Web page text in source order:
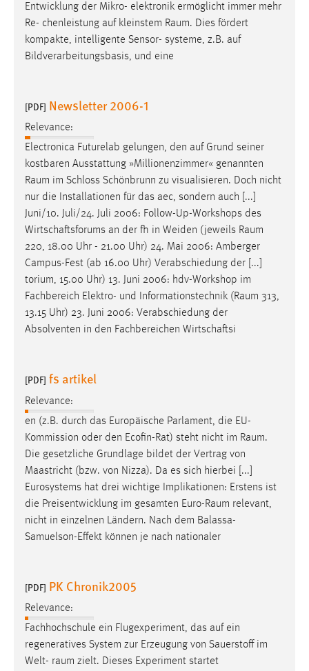
Entwicklung der Mikro- elektronik ermöglicht immer mehr
Re- chenleistung auf kleinstem Raum. Dies fördert
kompakte, intelligente Sensor- systeme, z.B. auf
Bildverarbeitungsbasis, und eine
[PDF] Newsletter 2006-1
Relevance:
Electronica Futurelab gelungen, den auf Grund seiner
kostbaren Ausstattung »Millionenzimmer« genannten
Raum im Schloss Schönbrunn zu visualisieren. Doch nicht
nur die Installationen für das aec, sondern auch [...]
Juni/10. Juli/24. Juli 2006: Follow-Up-Workshops des
Wirtschaftsforums an der fh in Weiden (jeweils Raum
220, 18.00 Uhr - 21.00 Uhr) 24. Mai 2006: Amberger
Campus-Fest (ab 16.00 Uhr) Verabschiedung der [...]
torium, 15.00 Uhr) 13. Juni 2006: hdv-Workshop im
Fachbereich Elektro- und Informationstechnik (Raum 313,
13.15 Uhr) 23. Juni 2006: Verabschiedung der
Absolventen in den Fachbereichen Wirtschaftsi
[PDF] fs artikel
Relevance:
en (z.B. durch das Europäische Parlament, die EU-
Kommission oder den Ecofin-Rat) steht nicht im Raum.
Die gesetzliche Grundlage bildet der Vertrag von
Maastricht (bzw. von Nizza). Da es sich hierbei [...]
Eurosystems hat drei wichtige Implikationen: Erstens ist
die Preisentwicklung im gesamten Euro-Raum relevant,
nicht in einzelnen Ländern. Nach dem Balassa-
Samuelson-Effekt können je nach nationaler
[PDF] PK Chronik2005
Relevance:
Fachhochschule ein Flugexperiment, das auf ein
regeneratives System zur Erzeugung von Sauerstoff im
Welt- raum zielt. Dieses Experiment startet